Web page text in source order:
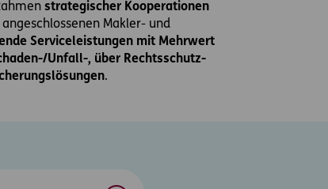
strategischer Kooperationen
Makler- und
Serviceleistungen mit Mehrwert
Unfall-, über Rechtsschutz-
.